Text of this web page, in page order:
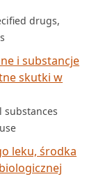
drugs,
i substancje
skutki w
substances
leku, środka